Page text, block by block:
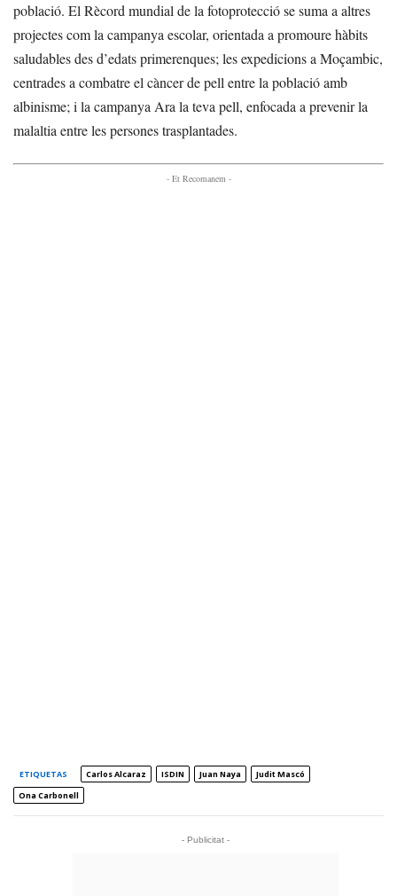
població. El Rècord mundial de la fotoprotecció se suma a altres
projectes com la campanya escolar, orientada a promoure hàbits
saludables des d’edats primerenques; les expedicions a Moçambic,
centrades a combatre el càncer de pell entre la població amb
albinisme; i la campanya Ara la teva pell, enfocada a prevenir la
malaltia entre les persones trasplantades.
- Et Recomanem -
ETIQUETAS Carlos Alcaraz ISDIN Juan Naya
Judit Mascó
Ona Carbonell
- Publicitat -